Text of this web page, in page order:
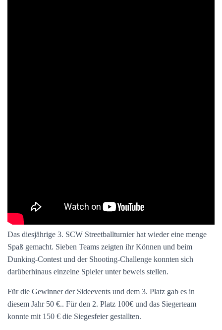
Das diesjährige 3. SCW Streetballturnier hat wieder eine menge
Spaß gemacht. Sieben Teams zeigten ihr Können und beim
Dunking-Contest und der Shooting-Challenge konnten sich
darüberhinaus einzelne Spieler unter beweis stellen.
Für die Gewinner der Sideevents und dem 3. Platz gab es in
diesem Jahr 50 €.. Für den 2. Platz 100€ und das Siegerteam
konnte mit 150 € die Siegesfeier gestallten.